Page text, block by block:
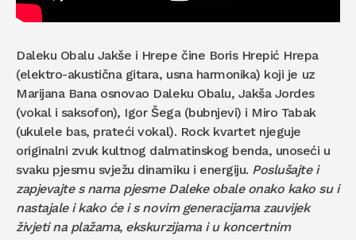
Daleku Obalu Jakše i Hrepe čine Boris Hrepić Hrepa
(elektro-akustična gitara, usna harmonika) koji je uz
Marijana Bana osnovao Daleku Obalu, Jakša Jordes
(vokal i saksofon), Igor Šega (bubnjevi) i Miro Tabak
(ukulele bas, prateći vokal). Rock kvartet njeguje
originalni zvuk kultnog dalmatinskog benda, unoseći u
svaku pjesmu svježu dinamiku i energiju. Poslušajte i
zapjevajte s nama pjesme Daleke obale onako kako su i
nastajale i kako će i s novim generacijama zauvijek
živjeti na plažama, ekskurzijama i u koncertnim